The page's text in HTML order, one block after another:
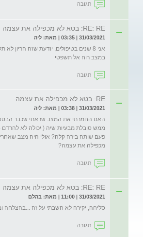
תגובה
RE: RE: בטא לא מכפילה את עצמה (לת)
31/03/2021 | 03:35 | מאת: ליה
אני 8 שנים בטיפולים, יודעת שזה הריון
במצב רוח אל תשפטי
תגובה
RE: בטא לא מכפילה את עצמה
31/03/2021 | 03:38 | מאת: ליה
האם החמרתי את המצב שראתי שכבר הבטא
פעם שותה בירה קלה? אולי היה מצב
מכפילה את עצמה?
תגובה
RE: RE: בטא לא מכפילה את עצמה
31/03/2021 | 11:00 | מאת: בהלם
סליחה, יקירה לא חשבתי על זה ...בהצלחה
תגובה